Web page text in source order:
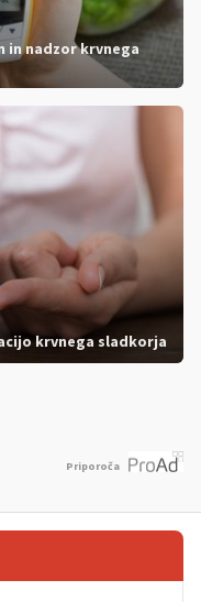
in nadzor krvnega
krvnega sladkorja
Priporoča